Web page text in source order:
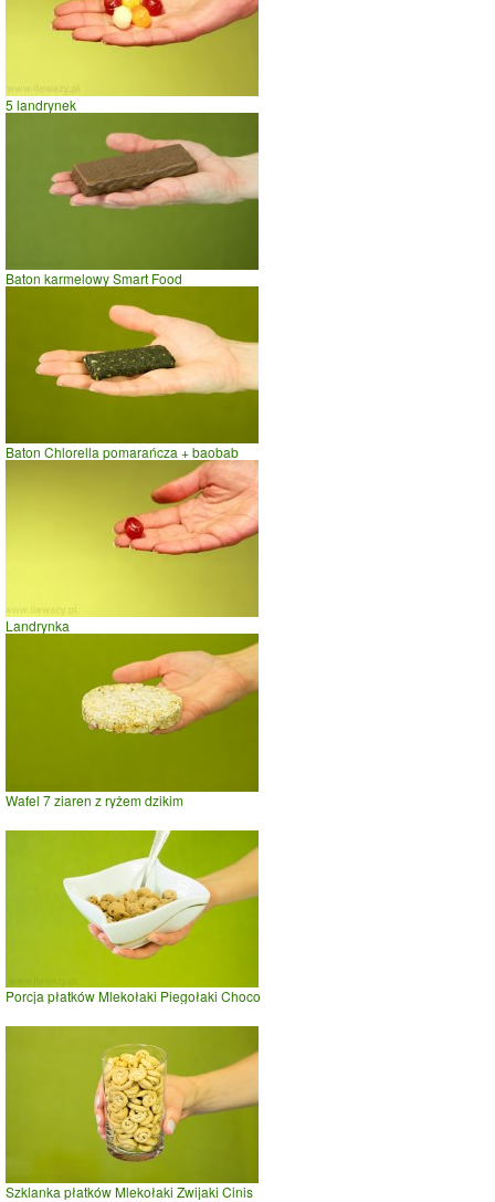
5 landrynek
Baton karmelowy Smart Food
Baton Chlorella pomarańcza + baobab
Landrynka
Wafel 7 ziaren z ryżem dzikim
Porcja płatków Mlekołaki Piegołaki Choco
Szklanka płatków Mlekołaki Zwijaki Cinis